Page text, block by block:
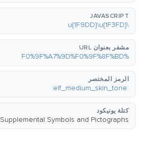
JAVASCRIPT
\u{1F9DD}\u{1F3FD}
مشفر بعنوان URL
%F0%9F%A7%9D%F0%9F%8F%BD
الرمز المختصر
:elf_medium_skin_tone:
كتلة يونيكود
Supplemental Symbols and Pictographs